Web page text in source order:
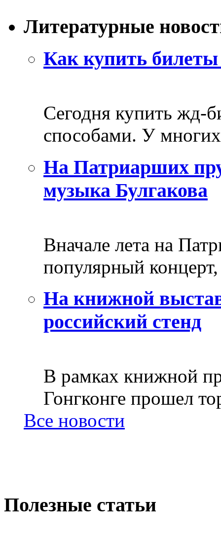
Литературные
Как купить билеты
Сегодня купить жд-
способами. У
На Патриарших
музыка Булгакова
Вначале лета на
популярный
На книжной
российский стенд
В рамках книжной
Гонгконге прошел
Все новости
Полезные статьи